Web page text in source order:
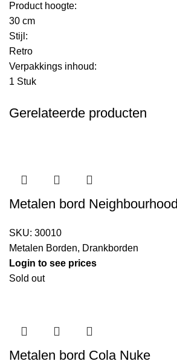
Product hoogte:
30 cm
Stijl:
Retro
Verpakkings inhoud:
1 Stuk
Gerelateerde producten
Metalen bord Neighbourhood
SKU: 30010
Metalen Borden, Drankborden
Login to see prices
Sold out
Metalen bord Cola Nuke